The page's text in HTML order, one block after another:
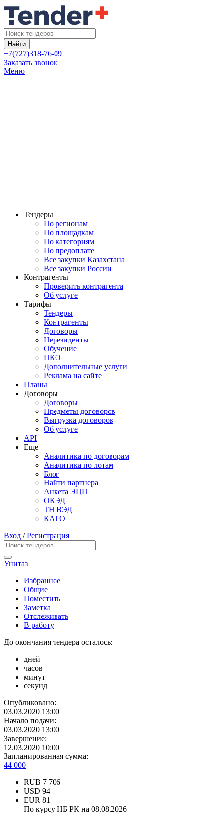
Найти
+7(727)318-76-09
Заказать звонок
Меню
Тендеры
По регионам
По площадкам
По категориям
По предоплате
Все закупки Казахстана
Все закупки России
Контрагенты
Проверить контрагента
Об услуге
Тарифы
Тендеры
Контрагенты
Договоры
Нерезиденты
Обучение
ПКО
Дополнительные услуги
Реклама на сайте
Планы
Договоры
Договоры
Предметы договоров
Выгрузка договоров
Об услуге
API
Еще
Аналитика по договорам
Аналитика по лотам
Блог
Найти партнера
Анкета ЭЦП
ОКЭД
ТН ВЭД
КАТО
Вход /Регистрация
Унитаз
Избранное
Общие
Поместить
Заметка
Отслеживать
В работу
До окончания тендера осталось:
дней
часов
минут
секунд
Опубликовано:
03.03.2020 13:00
Начало подачи:
03.03.2020 13:00
Завершение:
12.03.2020 10:00
Запланированная сумма:
44 000
RUB 7 706
USD 94
EUR 81
По курсу НБ РК на 08.08.2026